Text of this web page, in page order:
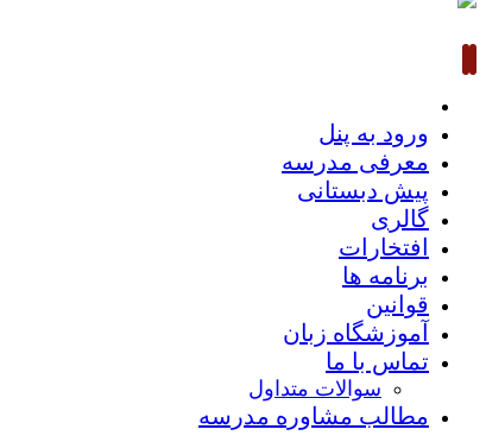
ورود به پنل
معرفی مدرسه
پیش دبستانی
گالری
افتخارات
برنامه ها
قوانین
آموزشگاه زبان
تماس با ما
سوالات متداول
مطالب مشاوره مدرسه